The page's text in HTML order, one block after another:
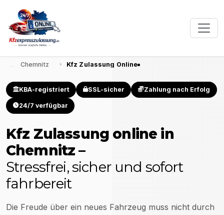
Chemnitz Kfz Zulassung Online
KBA-registriert SSL-sicher Zahlung nach Erfolg
24/7 verfügbar
Kfz Zulassung online in
Chemnitz –
Stressfrei, sicher und sofort
fahrbereit
Die Freude über ein neues Fahrzeug muss nicht durch